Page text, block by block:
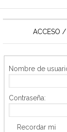
ACCESO /
Nombre de
Contraseña:
Recordar mi